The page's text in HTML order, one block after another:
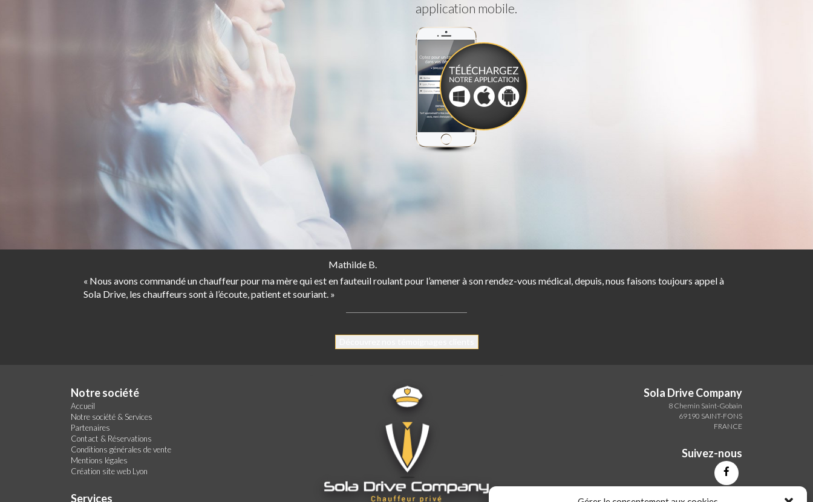
application mobile.
Mathilde B.
« Nous avons commandé un chauffeur pour ma mère qui est en fauteuil roulant pour l’amener à son rendez-vous médical, depuis, nous faisons toujours appel à
Sola Drive, les chauffeurs sont à l’écoute, patient et souriant. »
Notre société
Accueil
Notre société & Services
Partenaires
Contact & Réservations
Conditions générales de vente
Mentions légales
Création site web Lyon
Services
Sola Drive Company
8 Chemin Saint-Gobain
69190 SAINT-FONS
FRANCE
Suivez-nous